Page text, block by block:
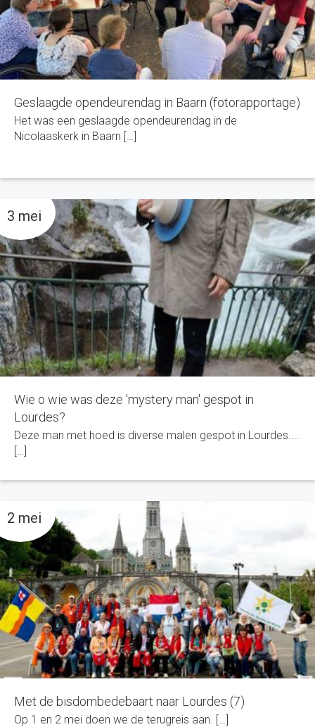
Geslaagde opendeurendag in Baarn (fotorapportage)
Het was een geslaagde opendeurendag in de
Nicolaaskerk in Baarn […]
Wie o wie was deze 'mystery man' gespot in
Lourdes?
Deze man met hoed is diverse malen gespot in Lourdes....
[…]
3 mei
Met de bisdombedebaart naar Lourdes (7)
Op 1 en 2 mei doen we de terugreis aan. […]
2 mei